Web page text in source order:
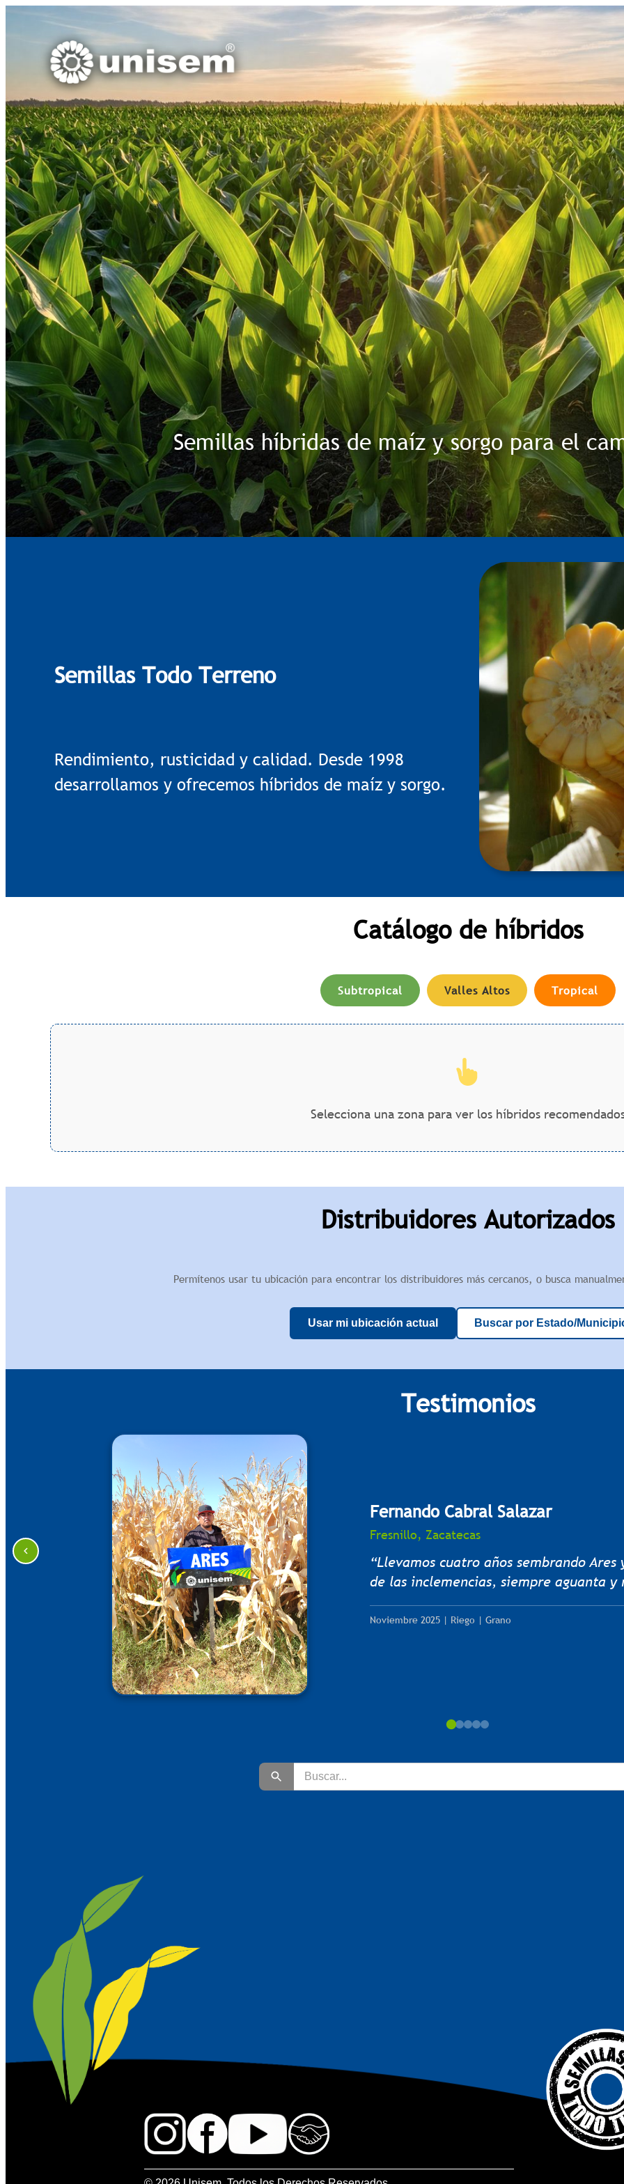
Semillas híbridas de maíz y sorgo para el
Semillas Todo Terreno
Rendimiento, rusticidad y calidad. Desde 1998
desarrollamos y ofrecemos híbridos de maíz y sorgo.
Catálogo de híbridos
Subtropical Valles Altos Tropical
Selecciona una zona para ver los híbridos
Distribuidores Autorizados
Permítenos usar tu ubicación para encontrar los distribuidores más cercanos, o busca
Usar mi ubicación actual Buscar por Estado/
Testimonios
Chilpancingo de los Bravo, Guerrero
Apolo se ha comportado muy bien en
varios años y siempre me ha rendido
excelente sanidad, tanto en planta